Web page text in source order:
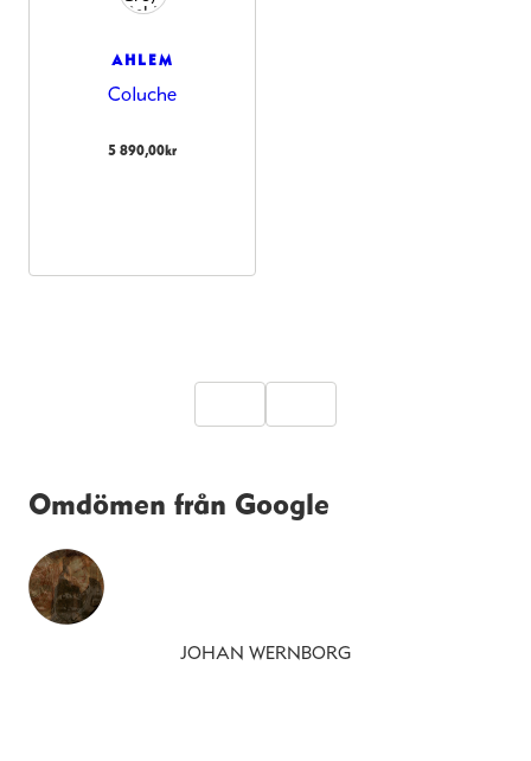
AHLEM
Coluche
5 890,00kr
Omdömen från Google
JOHAN WERNBORG